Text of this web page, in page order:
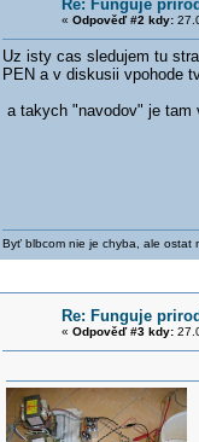
Re: Funguje
« Odpověď #2 kdy:
Uz isty cas sledujem tu
PEN a v diskusii vpohode
a takych "navodov" je tam
Byť blbcom nie je chyba, ale ostat
Re: Funguje
« Odpověď #3 kdy: